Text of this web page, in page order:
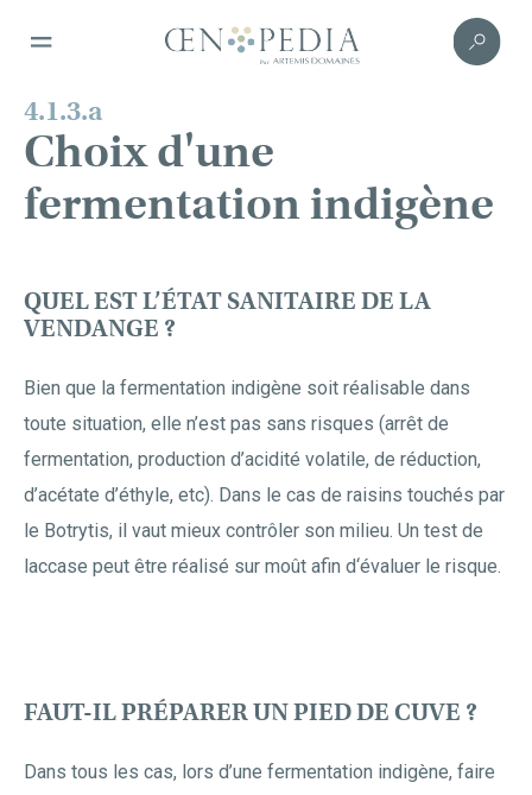
4.1.3.a
Choix d'une
fermentation indigène
QUEL EST L’ÉTAT SANITAIRE DE LA
VENDANGE ?
Bien que la fermentation indigène soit réalisable dans
toute situation, elle n’est pas sans risques (arrêt de
fermentation, production d’acidité volatile, de réduction,
d’acétate d’éthyle, etc). Dans le cas de raisins touchés par
le Botrytis, il vaut mieux contrôler son milieu. Un test de
laccase peut être réalisé sur moût afin d‘évaluer le risque.
FAUT-IL PRÉPARER UN PIED DE CUVE ?
Dans tous les cas, lors d’une fermentation indigène, faire